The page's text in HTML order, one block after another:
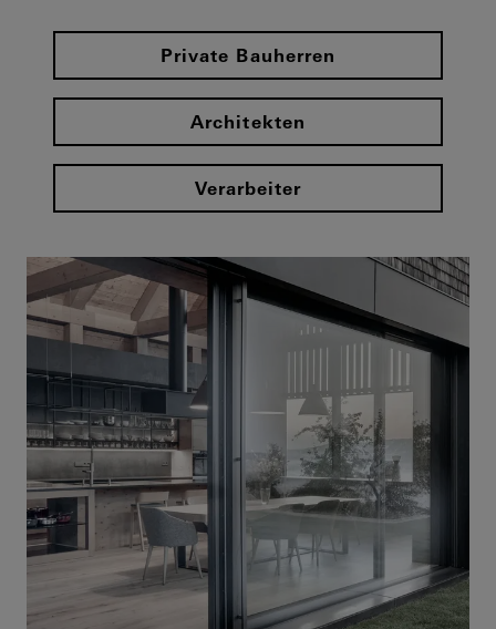
Private Bauherren
Architekten
Verarbeiter